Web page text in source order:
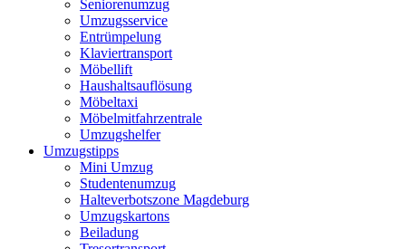
Seniorenumzug
Umzugsservice
Entrümpelung
Klaviertransport
Möbellift
Haushaltsauflösung
Möbeltaxi
Möbelmitfahrzentrale
Umzugshelfer
Umzugstipps
Mini Umzug
Studentenumzug
Halteverbotszone Magdeburg
Umzugskartons
Beiladung